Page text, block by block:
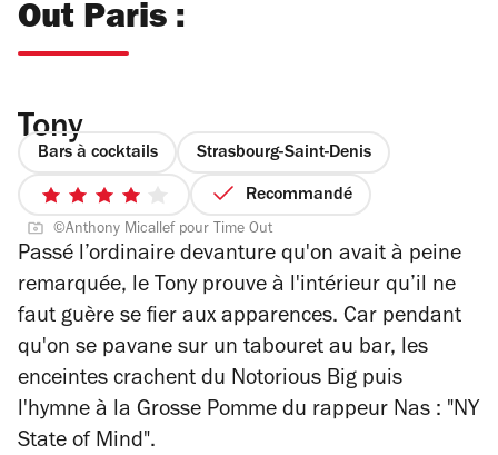
Out Paris :
Tony
Bars à cocktails Strasbourg-Saint-Denis
4
sur
5
étoiles
Recommandé
©Anthony Micallef pour Time Out
Passé l’ordinaire devanture qu'on avait à peine
remarquée, le Tony prouve à l'intérieur qu’il ne
faut guère se fier aux apparences. Car pendant
qu'on se pavane sur un tabouret au bar, les
enceintes crachent du Notorious Big puis
l'hymne à la Grosse Pomme du rappeur Nas : "NY
State of Mind".